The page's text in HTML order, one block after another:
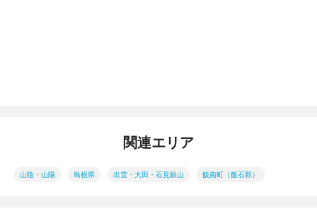
関連エリア
山陰・山陽 島根県 出雲・大田・石見銀山 飯南町（飯石郡）